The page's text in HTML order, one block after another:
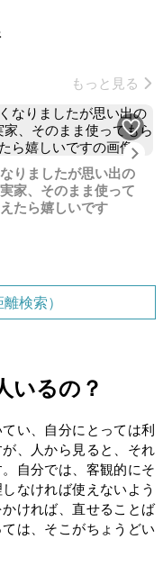
もっと見る
りましたが思い出の
家、そのまま使って
たら嬉しいです
検索）
いるの？
い、自分にとっては利
、人から見ると、それ
自分では、客観的にそ
なければ使えないよう
ければ、直せることば
は、そこがちょうどい